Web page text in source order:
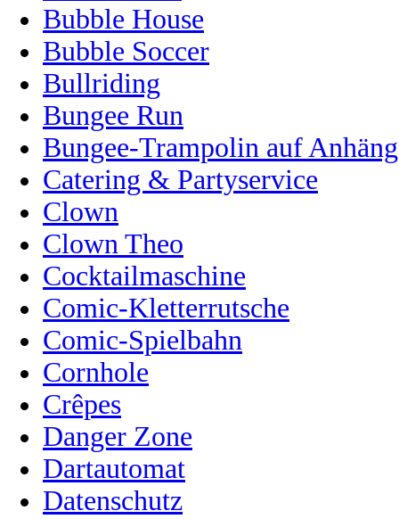
Bubble House
Bubble Soccer
Bullriding
Bungee Run
Bungee-Trampolin auf
Catering & Partyservice
Clown
Clown Theo
Cocktailmaschine
Comic-Kletterrutsche
Comic-Spielbahn
Cornhole
Crêpes
Danger Zone
Dartautomat
Datenschutz